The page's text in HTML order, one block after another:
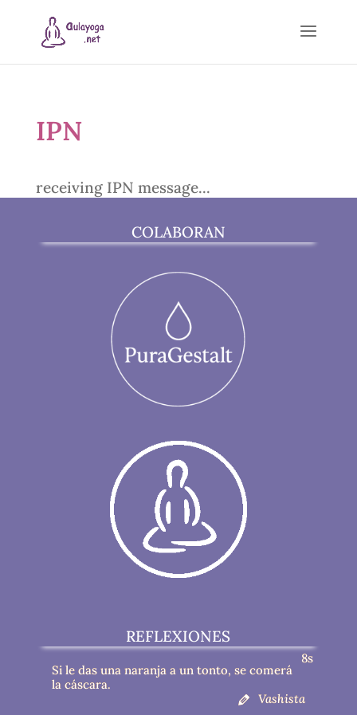
IPN
receiving IPN message...
COLABORAN
REFLEXIONES
8s
Si le das una naranja a un tonto, se comerá
la cáscara.
Vashista